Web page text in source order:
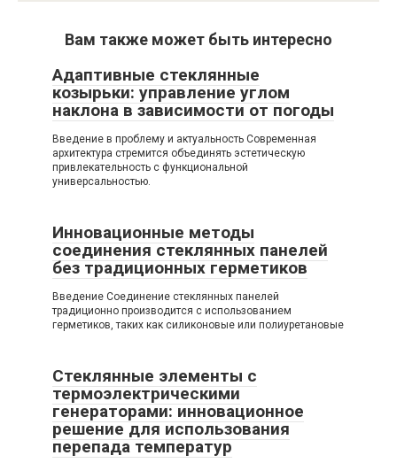
Вам также может быть интересно
Адаптивные стеклянные
козырьки: управление углом
наклона в зависимости от погоды
Введение в проблему и актуальность Современная
архитектура стремится объединять эстетическую
привлекательность с функциональной
универсальностью.
Инновационные методы
соединения стеклянных панелей
без традиционных герметиков
Введение Соединение стеклянных панелей
традиционно производится с использованием
герметиков, таких как силиконовые или полиуретановые
Стеклянные элементы с
термоэлектрическими
генераторами: инновационное
решение для использования
перепада температур